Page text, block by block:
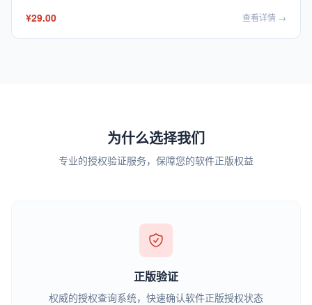
¥29.00
查看详情 →
为什么选择我们
专业的授权验证服务，保障您的软件正版权益
正版验证
权威的授权查询系统，快速确认软件正版授权状态